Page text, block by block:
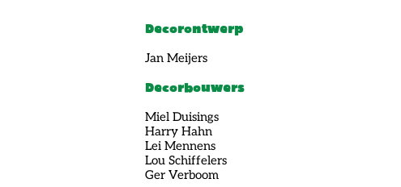
Decorontwerp
Jan Meijers
Decorbouwers
Miel Duisings
Harry Hahn
Lei Mennens
Lou Schiffelers
Ger Verboom